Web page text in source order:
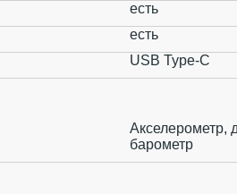
есть
есть
USB Type-C
Акселерометр,
барометр